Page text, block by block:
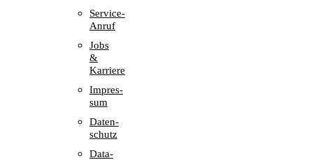
Service-
Anruf
Jobs
&
Karriere
Impres­
sum
Daten­
schutz
Data-